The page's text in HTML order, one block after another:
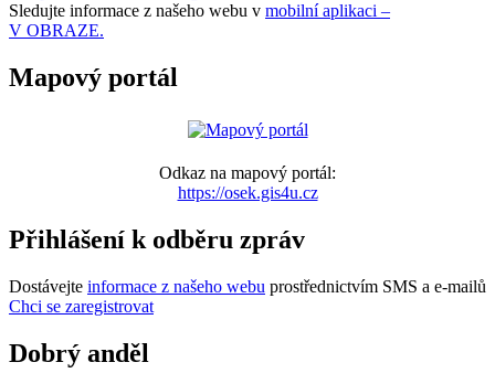
Sledujte informace z našeho webu v mobilní aplikaci –
V OBRAZE.
Mapový portál
Odkaz na mapový portál:
https://osek.gis4u.cz
Přihlášení k odběru zpráv
Dostávejte informace z našeho webu prostřednictvím SMS a e-mailů
Chci se zaregistrovat
Dobrý anděl